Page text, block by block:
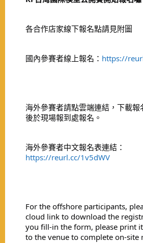
各合作店家線下報名點請見附圖
國內參賽者線上報名： https://
海外參賽者請點雲端連結，下載
後於現場報到處報名。
海外參賽者中文報名表連結：
https://reurl.cc/1v5dWV
For the offshore participants,
cloud link to download the
you fill-in the form, please print
to the venue to complete on-site